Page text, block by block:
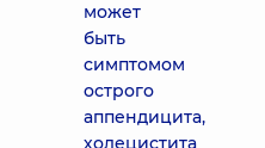
может
быть
симптомом
острого
аппендицита,
холецистита